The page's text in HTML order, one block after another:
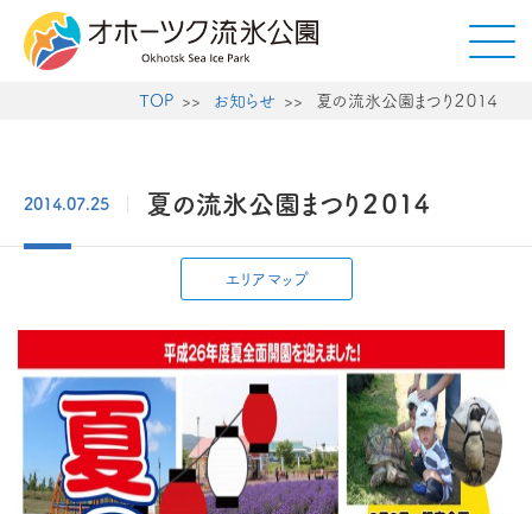
TOP お知らせ 夏の流氷公園まつり２０１４
2014.07.25 夏の流氷公園まつり２０１４
エリアマップ